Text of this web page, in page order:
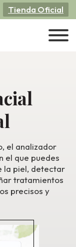
Tienda Oficial
el analizador
el que puedes
la piel, detectar
tratamientos
precisos y